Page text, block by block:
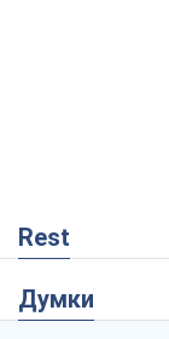
Rest
Думки